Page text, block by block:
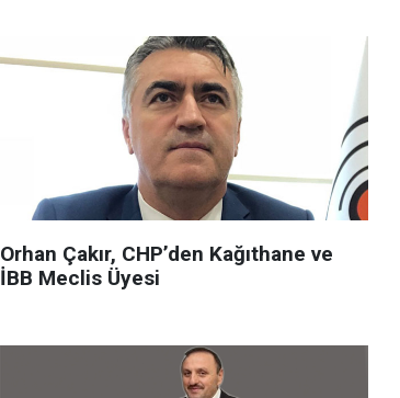
Orhan Çakır, CHP’den Kağıthane ve
İBB Meclis Üyesi